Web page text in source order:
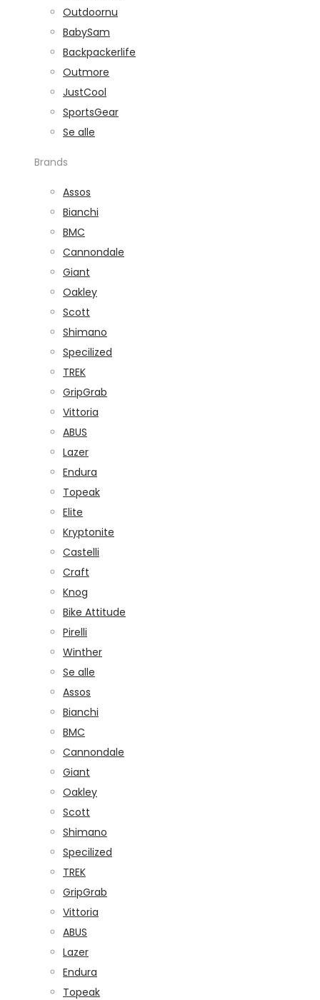
Outdoornu
BabySam
Backpackerlife
Outmore
JustCool
SportsGear
Se alle
Brands
Assos
Bianchi
BMC
Cannondale
Giant
Oakley
Scott
Shimano
Specilized
TREK
GripGrab
Vittoria
ABUS
Lazer
Endura
Topeak
Elite
Kryptonite
Castelli
Craft
Knog
Bike Attitude
Pirelli
Winther
Se alle
Assos
Bianchi
BMC
Cannondale
Giant
Oakley
Scott
Shimano
Specilized
TREK
GripGrab
Vittoria
ABUS
Lazer
Endura
Topeak